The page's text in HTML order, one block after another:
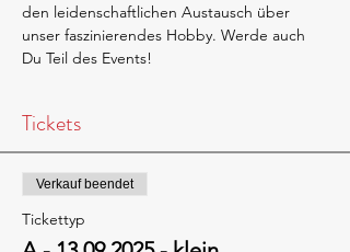
den leidenschaftlichen Austausch über
unser faszinierendes Hobby. Werde auch
Du Teil des Events!
Tickets
Verkauf beendet
Tickettyp